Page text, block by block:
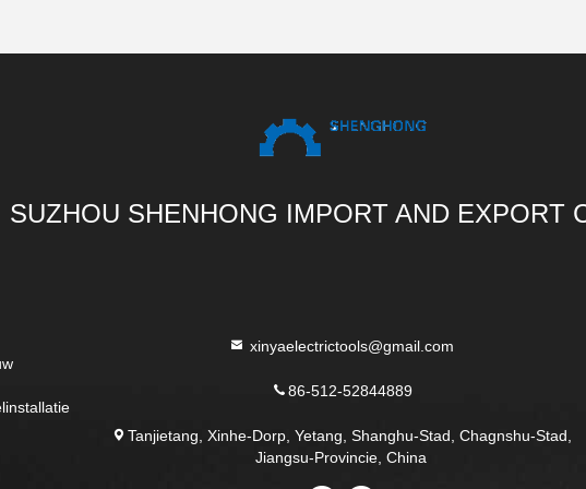
SUZHOU SHENHONG IMPORT AND EXPORT
xinyaelectrictools@gmail.com
86-512-52844889
Tanjietang, Xinhe-Dorp, Yetang, Shanghu-Stad, Chagnshu-Stad,
Jiangsu-Provincie, China